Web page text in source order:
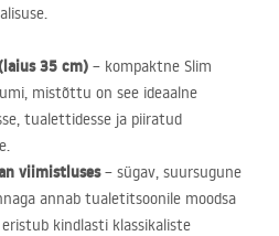
35 cm) – kompaktne Slim
mistõttu on see ideaalne
tualettidesse ja piiratud
viimistluses– sügav, suursugune
annab tualetitsoonile moodsa
kindlasti klassikaliste